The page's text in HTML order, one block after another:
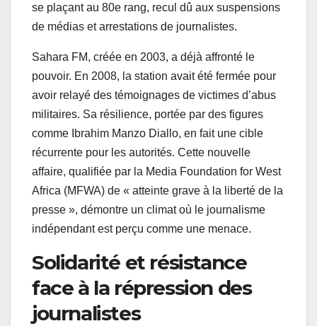
se plaçant au 80e rang, recul dû aux suspensions
de médias et arrestations de journalistes.
Sahara FM, créée en 2003, a déjà affronté le
pouvoir. En 2008, la station avait été fermée pour
avoir relayé des témoignages de victimes d’abus
militaires. Sa résilience, portée par des figures
comme Ibrahim Manzo Diallo, en fait une cible
récurrente pour les autorités. Cette nouvelle
affaire, qualifiée par la Media Foundation for West
Africa (MFWA) de « atteinte grave à la liberté de la
presse », démontre un climat où le journalisme
indépendant est perçu comme une menace.
Solidarité et résistance
face à la répression des
journalistes